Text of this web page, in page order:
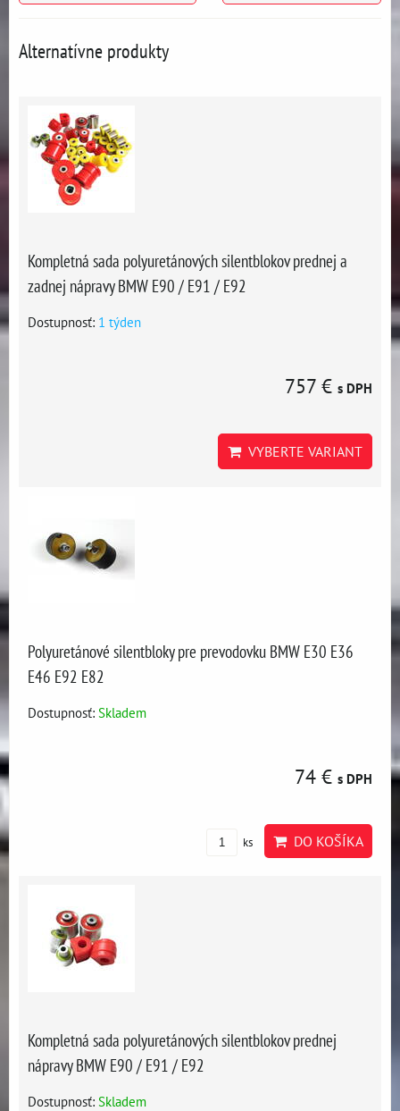
Alternatívne produkty
Kompletná sada polyuretánových silentblokov prednej a
zadnej nápravy BMW E90 / E91 / E92
Dostupnosť: 1 týden
757 € s DPH
VYBERTE VARIANT
Polyuretánové silentbloky pre prevodovku BMW E30 E36
E46 E92 E82
Dostupnosť: Skladem
74 € s DPH
ks DO KOŠÍKA
Kompletná sada polyuretánových silentblokov prednej
nápravy BMW E90 / E91 / E92
Dostupnosť: Skladem